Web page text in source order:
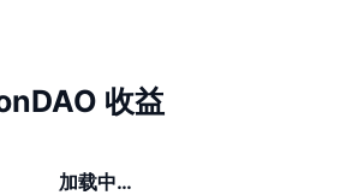
收益
加载中…